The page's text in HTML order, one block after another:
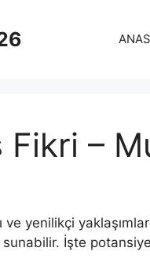
Fikri –
ve yenilikçi
sunabilir. İşte